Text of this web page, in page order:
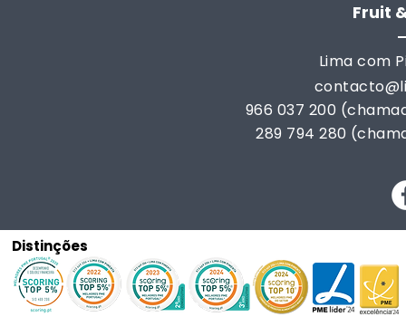
Fruit
Lima com
966 037 200
289 794 280
Distinções